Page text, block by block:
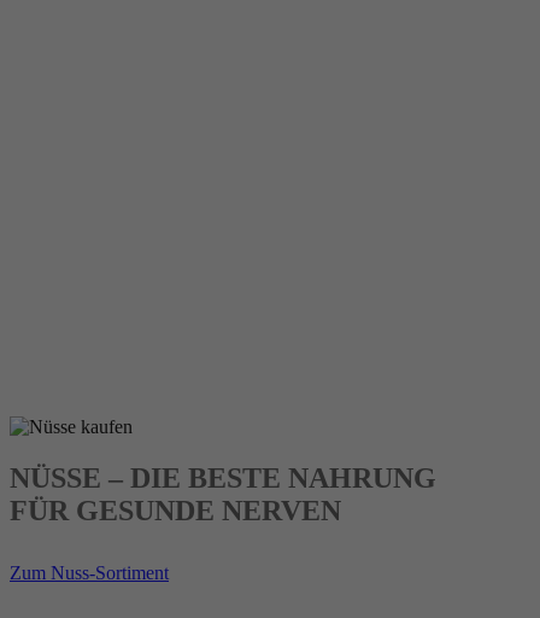
NÜSSE – DIE BESTE NAHRUNG
FÜR GESUNDE NERVEN
Zum Nuss-Sortiment